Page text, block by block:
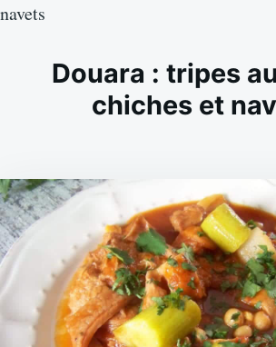
navets
Douara : tripes
chiches et